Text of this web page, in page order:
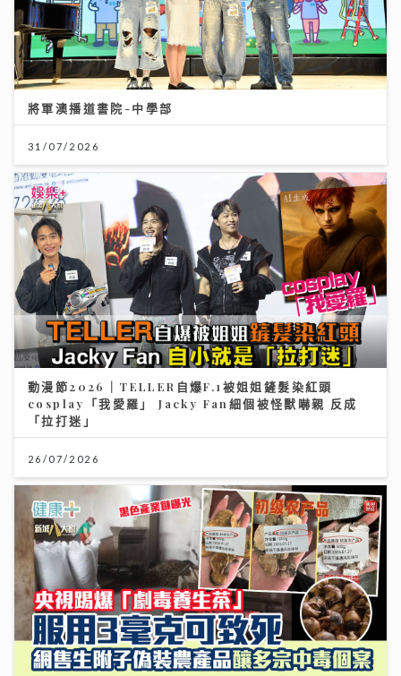
將軍澳播道書院-中學部
31/07/2026
動漫節2026｜TELLER自爆F.1被姐姐鏟髮染紅頭
cosplay「我愛羅」 Jacky Fan細個被怪獸嚇親 反成
「拉打迷」
26/07/2026